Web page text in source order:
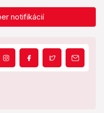
notifikácií